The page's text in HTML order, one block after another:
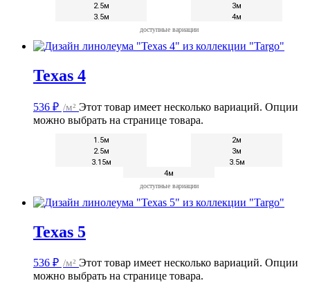
2.5м
3м
3.5м
4м
доступные вариации
Texas 4
536 ₽ /м² Этот товар имеет несколько вариаций. Опции
можно выбрать на странице товара.
1.5м
2м
2.5м
3м
3.15м
3.5м
4м
доступные вариации
Texas 5
536 ₽ /м² Этот товар имеет несколько вариаций. Опции
можно выбрать на странице товара.